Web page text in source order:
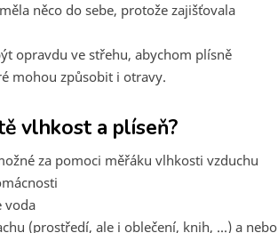
něco do sebe, protože zajišťovala
opravdu ve střehu, abychom plísně
mohou způsobit i otravy.
vlhkost a plíseň?
za pomoci měřáku vlhkosti vzduchu
voda
(prostředí, ale i oblečení, knih, ...) a nebo